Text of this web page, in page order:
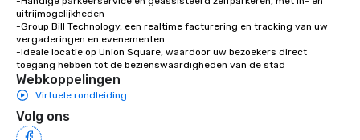
enjoy the company of
more easily. You’ll
knowing that
uitrijmogelijkheden
-Group Bill Technology, een realtime facturering en tracking van uw
vergaderingen en evenementen
-Ideale locatie op Union Square, waardoor uw bezoekers direct
toegang hebben tot de bezienswaardigheden van de stad
Webkoppelingen
Virtuele rondleiding
Volg ons